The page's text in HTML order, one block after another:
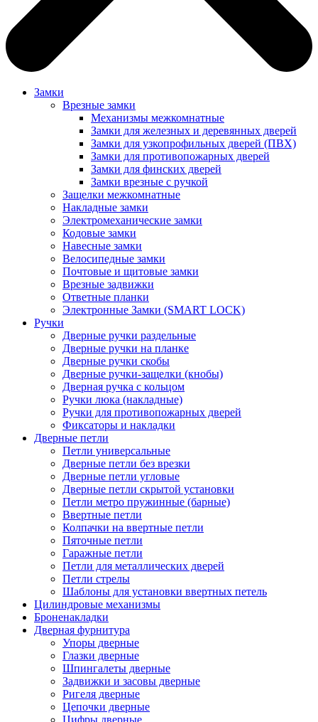
Замки
Врезные замки
Механизмы межкомнатные
Замки для железных и деревянных дверей
Замки для узкопрофильных дверей (ПВХ)
Замки для противопожарных дверей
Замки для финских дверей
Замки врезные с ручкой
Защелки межкомнатные
Накладные замки
Электромеханические замки
Кодовые замки
Навесные замки
Велосипедные замки
Почтовые и щитовые замки
Врезные задвижки
Ответные планки
Электронные Замки (SMART LOCK)
Ручки
Дверные ручки раздельные
Дверные ручки на планке
Дверные ручки скобы
Дверные ручки-защелки (кнобы)
Дверная ручка с кольцом
Ручки люка (накладные)
Ручки для противопожарных дверей
Фиксаторы и накладки
Дверные петли
Петли универсальные
Дверные петли без врезки
Дверные петли угловые
Дверные петли скрытой установки
Петли метро пружинные (барные)
Ввертные петли
Колпачки на ввертные петли
Пяточные петли
Гаражные петли
Петли для металлических дверей
Петли стрелы
Шаблоны для установки ввертных петель
Цилиндровые механизмы
Броненакладки
Дверная фурнитура
Упоры дверные
Глазки дверные
Шпингалеты дверные
Задвижки и засовы дверные
Ригеля дверные
Цепочки дверные
Цифры дверные